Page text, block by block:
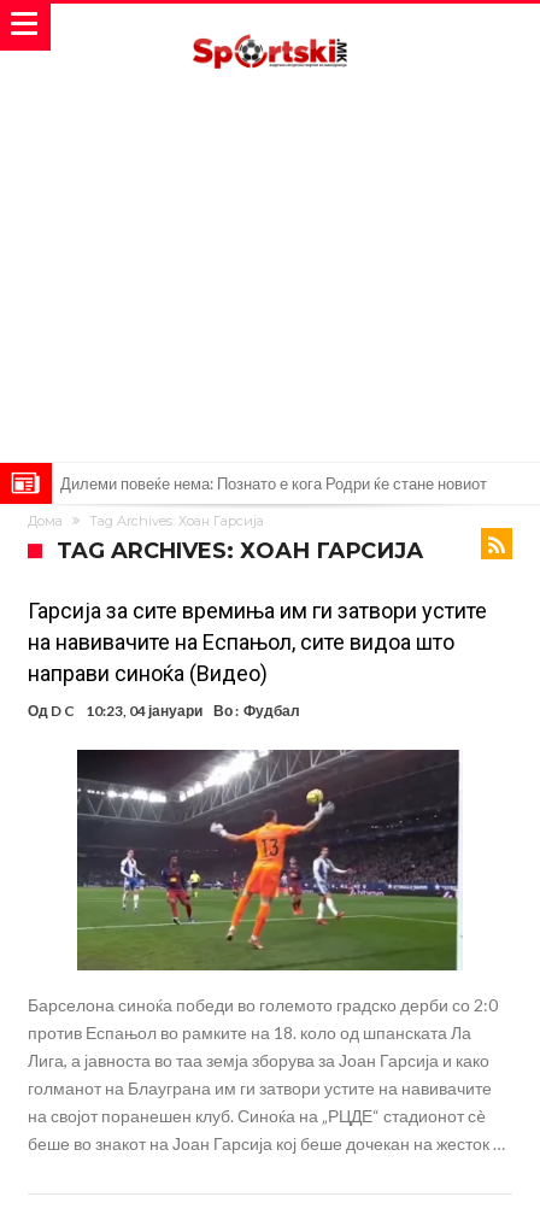
Дилеми повеќе нема: Познато е кога Родри ќе стане новиот
фудбалер на Барселона
Ливерпул и Арсенал влегуваат во „војна“ поради фудбалер
Инфантино го возвраќа ударот, кој сè досега го поддржал?
„Влегувам на стадионот за да го разнесам Меси со четири бомби“
Реал потроши повеќе од 200 милиони евра, но не го затвора
има 100.000.000 евра за да ги задоволи Германците?
Ова што се случи на другиот крај од планетата најдобро покажува
кој е и што е Лука Модриќ
Феран Торес кажал “да” на Пари Сен Жермен
Јувентус го сака Рајндерс, но под еден услов
Дома Tag Archives: Хоан Гарсија
TAG ARCHIVES: ХОАН ГАРСИЈА
Гарсија за сите времиња им ги затвори устите
на навивачите на Еспањол, сите видоа што
направи синоќа (Видео)
Од D C 10:23, 04 јануари Во : Фудбал
Барселона синоќа победи во големото градско дерби со 2:0
против Еспањол во рамките на 18. коло од шпанската Ла
Лига, а јавноста во таа земја зборува за Јоан Гарсија и како
голманот на Блауграна им ги затвори устите на навивачите
на својот поранешен клуб. Синоќа на „РЦДЕ“ стадионот сè
беше во знакот на Јоан Гарсија кој беше дочекан на жесток …